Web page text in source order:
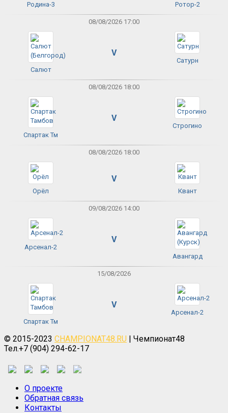
Родина-3 Ротор-2
08/08/2026 17:00
Салют
V
Сатурн
08/08/2026 18:00
Спартак Тм
V
Строгино
08/08/2026 18:00
Орёл
V
Квант
09/08/2026 14:00
Арсенал-2
V
Авангард
15/08/2026
Спартак Тм
V
Арсенал-2
© 2015-2023 CHAMPIONAT48.RU | Чемпионат48
Тел.+7 (904) 294-62-17
О проекте
Обратная связь
Контакты